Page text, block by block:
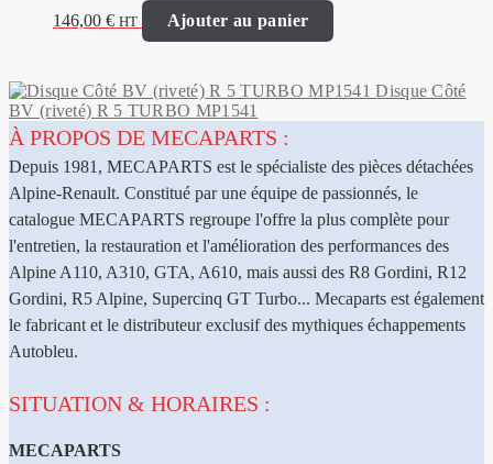
146,00 € HT Ajouter au panier
Disque Côté
BV (riveté) R 5 TURBO MP1541
À PROPOS DE MECAPARTS :
Depuis 1981, MECAPARTS est le spécialiste des pièces détachées
Alpine-Renault. Constitué par une équipe de passionnés, le
catalogue MECAPARTS regroupe l'offre la plus complète pour
l'entretien, la restauration et l'amélioration des performances des
Alpine A110, A310, GTA, A610, mais aussi des R8 Gordini, R12
Gordini, R5 Alpine, Supercinq GT Turbo... Mecaparts est également
le fabricant et le distributeur exclusif des mythiques échappements
Autobleu.
SITUATION & HORAIRES :
MECAPARTS